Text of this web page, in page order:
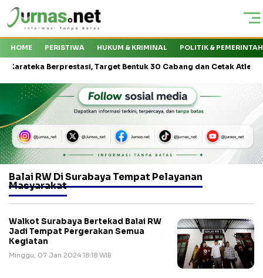
HOME PERISTIWA HUKUM & KRIMINAL POLITIK &
Berprestasi, Target Bentuk 30 Cabang dan Cetak Atlet Nasional
Balai RW Di Surabaya Tempat Pelayanan
Masyarakat
Walkot Surabaya Bertekad Balai RW
Jadi Tempat Pergerakan Semua
Kegiatan
Minggu, 07 Jan 2024 18:18 WIB